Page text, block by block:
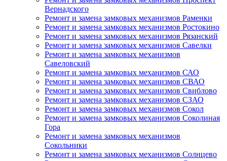
Вернадского
Ремонт и замена замковых механизмов Раменки
Ремонт и замена замковых механизмов Ростокино
Ремонт и замена замковых механизмов Рязанский
Ремонт и замена замковых механизмов Савелки
Ремонт и замена замковых механизмов
Савеловский
Ремонт и замена замковых механизмов САО
Ремонт и замена замковых механизмов СВАО
Ремонт и замена замковых механизмов Свиблово
Ремонт и замена замковых механизмов СЗАО
Ремонт и замена замковых механизмов Сокол
Ремонт и замена замковых механизмов Соколиная
Гора
Ремонт и замена замковых механизмов
Сокольники
Ремонт и замена замковых механизмов Солнцево